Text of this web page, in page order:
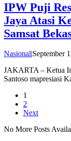
IPW Puji
Jaya Atasi
Samsat
Nasional September
JAKARTA – Ketua
Santoso mapresiasi
1
2
Next
No More Posts